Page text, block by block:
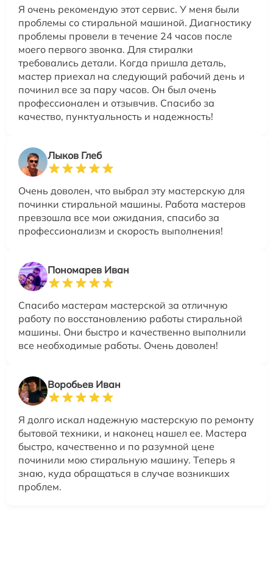
Я очень рекомендую этот сервис. У меня были
проблемы со стиральной машиной. Диагностику
проблемы провели в течение 24 часов после
моего первого звонка. Для стиралки
требовались детали. Когда пришла деталь,
мастер приехал на следующий рабочий день и
починил все за пару часов. Он был очень
профессионален и отзывчив. Спасибо за
качество, пунктуальность и надежность!
Лыков Глеб
Очень доволен, что выбрал эту мастерскую для
починки стиральной машины. Работа мастеров
превзошла все мои ожидания, спасибо за
профессионализм и скорость выполнения!
Пономарев Иван
Спасибо мастерам мастерской за отличную
работу по восстановлению работы стиральной
машины. Они быстро и качественно выполнили
все необходимые работы. Очень доволен!
Воробьев Иван
Я долго искал надежную мастерскую по ремонту
бытовой техники, и наконец нашел ее. Мастера
быстро, качественно и по разумной цене
починили мою стиральную машину. Теперь я
знаю, куда обращаться в случае возникших
проблем.